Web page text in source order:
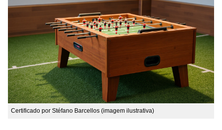
Certificado por Stéfano Barcellos (imagem ilustrativa)